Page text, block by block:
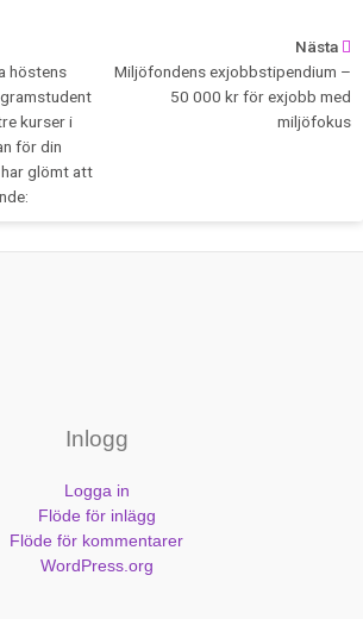
höstens
kurser i
för din
glömt att
Nästa
Miljöfondens exjobbstipendium –
50 000 kr för exjobb med
miljöfokus
Inlogg
Logga in
Flöde för inlägg
Flöde för kommentarer
WordPress.org